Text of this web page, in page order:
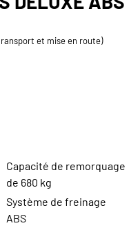
et mise en route)
Capacité de remorquage
de 680 kg
Système de freinage
ABS